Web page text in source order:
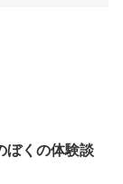
ぼくの体験談